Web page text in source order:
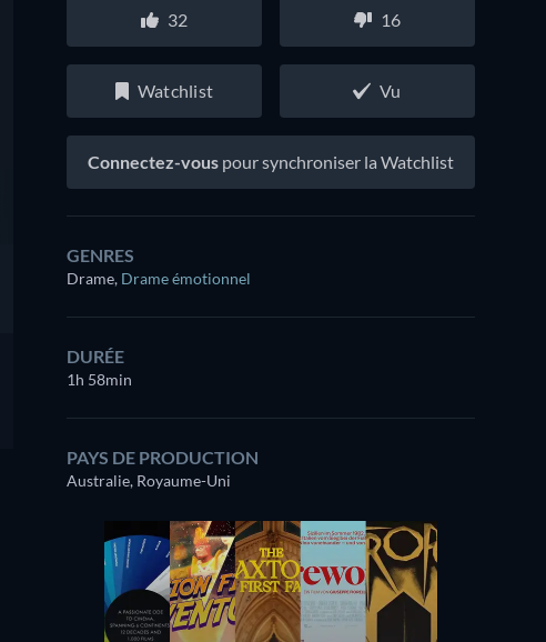
32 16
Watchlist Vu
Connectez-vous pour synchroniser la Watchlist
GENRES
Drame, Drame émotionnel
DURÉE
1h 58min
PAYS DE PRODUCTION
Australie, Royaume-Uni